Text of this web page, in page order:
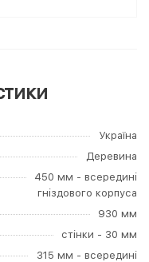
Україна
Деревина
450 мм - всередині
гніздового корпуса
930 мм
стінки - 30 мм
315 мм - всередині